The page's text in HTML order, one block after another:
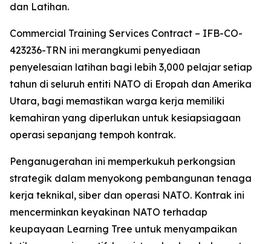
dan Latihan.
Commercial Training Services Contract – IFB-CO-
423236-TRN ini merangkumi penyediaan
penyelesaian latihan bagi lebih 3,000 pelajar setiap
tahun di seluruh entiti NATO di Eropah dan Amerika
Utara, bagi memastikan warga kerja memiliki
kemahiran yang diperlukan untuk kesiapsiagaan
operasi sepanjang tempoh kontrak.
Penganugerahan ini memperkukuh perkongsian
strategik dalam menyokong pembangunan tenaga
kerja teknikal, siber dan operasi NATO. Kontrak ini
mencerminkan keyakinan NATO terhadap
keupayaan Learning Tree untuk menyampaikan